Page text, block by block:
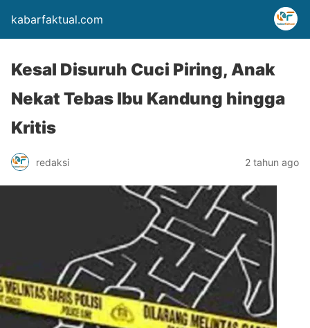
kabarfaktual.com
Kesal Disuruh Cuci Piring, Anak
Nekat Tebas Ibu Kandung hingga
Kritis
redaksi 2 tahun ago